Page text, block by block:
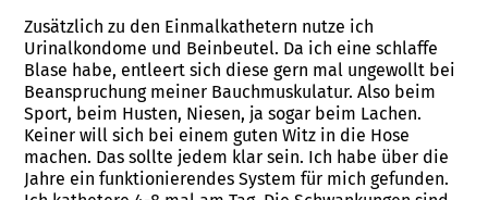
Zusätzlich zu den Einmalkathetern nutze ich
Urinalkondome und Beinbeutel. Da ich eine schlaffe
Blase habe, entleert sich diese gern mal ungewollt bei
Beanspruchung meiner Bauchmuskulatur. Also beim
Sport, beim Husten, Niesen, ja sogar beim Lachen.
Keiner will sich bei einem guten Witz in die Hose
machen. Das sollte jedem klar sein. Ich habe über die
Jahre ein funktionierendes System für mich gefunden.